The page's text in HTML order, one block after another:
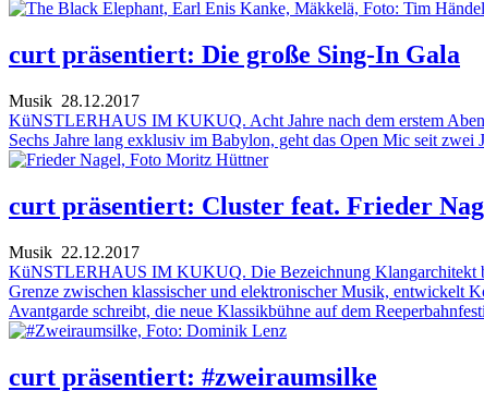
curt präsentiert: Die große Sing-In Gala
Musik 28.12.2017
KüNSTLERHAUS IM KUKUQ. Acht Jahre nach dem erstem
Sechs Jahre lang exklusiv im Babylon, geht das Open Mic seit zwei
curt präsentiert: Cluster feat. Frieder
Musik 22.12.2017
KüNSTLERHAUS IM KUKUQ. Die Bezeichnung Klangarchitekt
Grenze zwischen klassischer und elektronischer Musik, entwickelt
Avantgarde schreibt, die neue Klassikbühne auf dem
curt präsentiert: #zweiraumsilke